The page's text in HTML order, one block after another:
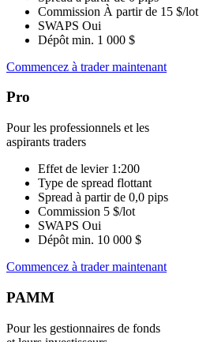
Commission À partir de 15 $/lot
SWAPS Oui
Dépôt min. 1 000 $
Commencez à trader maintenant
Pro
Pour les professionnels et les
aspirants traders
Effet de levier 1:200
Type de spread flottant
Spread à partir de 0,0 pips
Commission 5 $/lot
SWAPS Oui
Dépôt min. 10 000 $
Commencez à trader maintenant
PAMM
Pour les gestionnaires de fonds